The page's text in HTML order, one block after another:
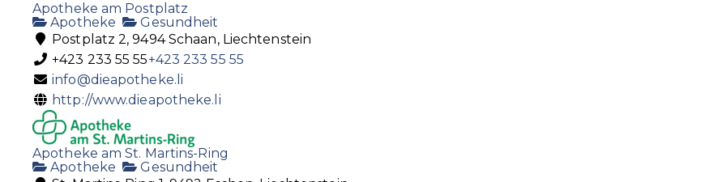
Apotheke am Postplatz
Apotheke
Gesundheit
Postplatz 2, 9494 Schaan, Liechtenstein
+423 233 55 55+423 233 55 55
info@dieapotheke.li
http://www.dieapotheke.li
Apotheke am St. Martins-Ring
Apotheke
Gesundheit